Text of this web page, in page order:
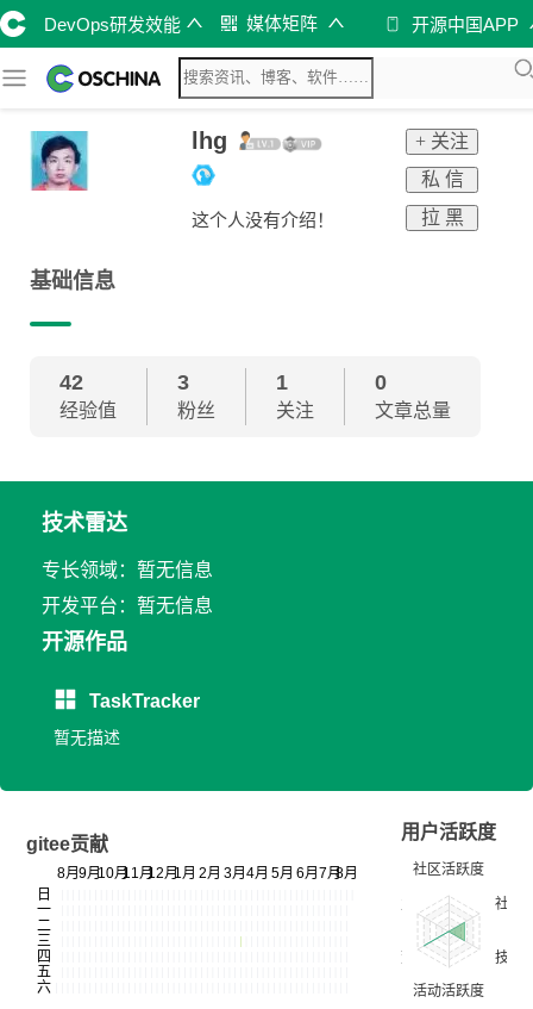
DevOps研发效能 媒体矩阵 开源中国APP
lhg
这个人没有介绍！
+ 关注
私 信
拉 黑
基础信息
42
经验值
3
粉丝
1
关注
0
文章总量
技术雷达
专长领域：暂无信息
开发平台：暂无信息
开源作品
TaskTracker
暂无描述
gitee贡献
用户活跃度